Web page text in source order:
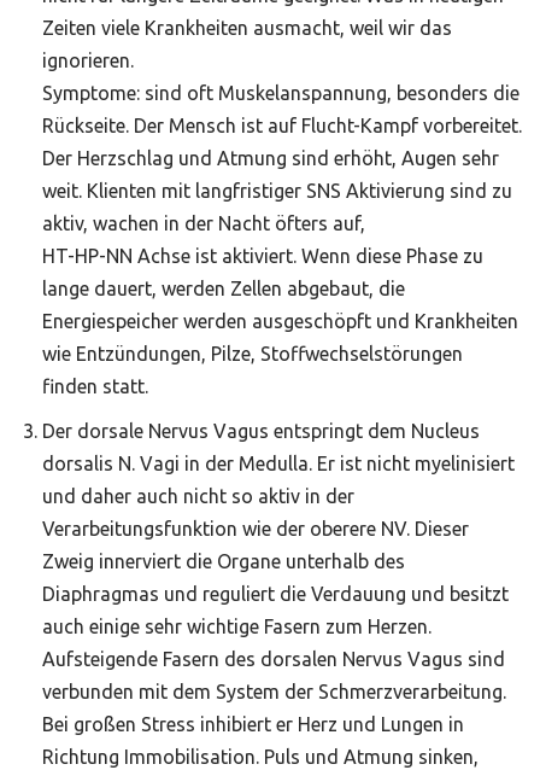
Zeiten viele Krankheiten ausmacht, weil wir das
ignorieren.
Symptome: sind oft Muskelanspannung, besonders die
Rückseite. Der Mensch ist auf Flucht-Kampf vorbereitet.
Der Herzschlag und Atmung sind erhöht, Augen sehr
weit. Klienten mit langfristiger SNS Aktivierung sind zu
aktiv, wachen in der Nacht öfters auf,
HT-HP-NN Achse ist aktiviert. Wenn diese Phase zu
lange dauert, werden Zellen abgebaut, die
Energiespeicher werden ausgeschöpft und Krankheiten
wie Entzündungen, Pilze, Stoffwechselstörungen
finden statt.
Der dorsale Nervus Vagus entspringt dem Nucleus
dorsalis N. Vagi in der Medulla. Er ist nicht myelinisiert
und daher auch nicht so aktiv in der
Verarbeitungsfunktion wie der oberere NV. Dieser
Zweig innerviert die Organe unterhalb des
Diaphragmas und reguliert die Verdauung und besitzt
auch einige sehr wichtige Fasern zum Herzen.
Aufsteigende Fasern des dorsalen Nervus Vagus sind
verbunden mit dem System der Schmerzverarbeitung.
Bei großen Stress inhibiert er Herz und Lungen in
Richtung Immobilisation. Puls und Atmung sinken,